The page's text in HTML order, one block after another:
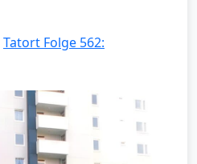
Tatort Folge 562: